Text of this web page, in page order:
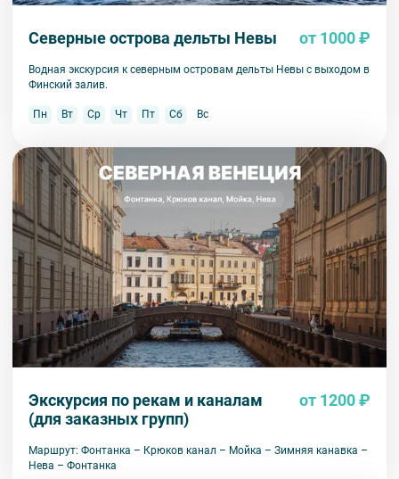
Северные острова дельты Невы от 1000 ₽
Водная экскурсия к северным островам дельты Невы с выходом в
Финский залив.
Пн Вт Ср Чт Пт Сб Вс
Экскурсия по рекам и каналам
(для заказных групп)
от 1200 ₽
Маршрут: Фонтанка – Крюков канал – Мойка – Зимняя канавка –
Нева – Фонтанка